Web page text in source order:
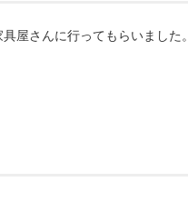
屋さんに行ってもらいました。